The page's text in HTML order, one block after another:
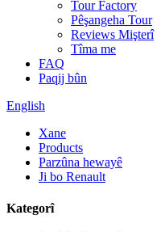
Tour Factory
Pêşangeha Tour
Reviews Mişterî
Tîma me
FAQ
Paqij bûn
English
Xane
Products
Parzûna hewayê
Ji bo Renault
Kategorî